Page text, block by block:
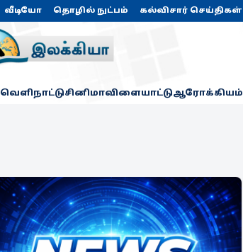
வீடியோ தொழில் நுட்பம் கல்விசார் செய்திகள்
வெளிநாட்டுசினிமாவிளையாட்டுஆரோக்கியம்